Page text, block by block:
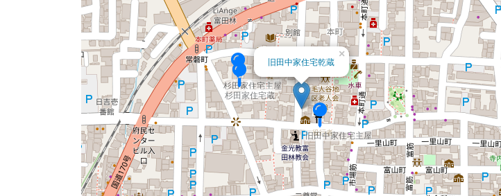
旧田中家住宅主屋
杉田家住宅蔵
杉田家住宅主屋
旧田中家住宅乾蔵
×